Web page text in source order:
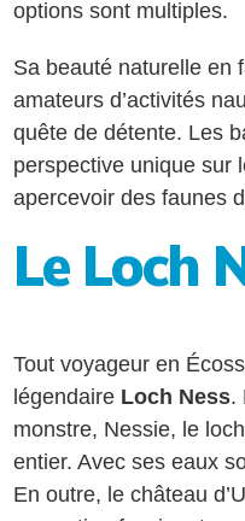
options sont multiples.
Sa beauté naturelle en
amateurs d’activités
quête de détente. Les
perspective unique sur
apercevoir des faunes
Le Loch
Tout voyageur en
légendaire Loch Ness.
monstre, Nessie, le
entier. Avec ses eaux
En outre, le château